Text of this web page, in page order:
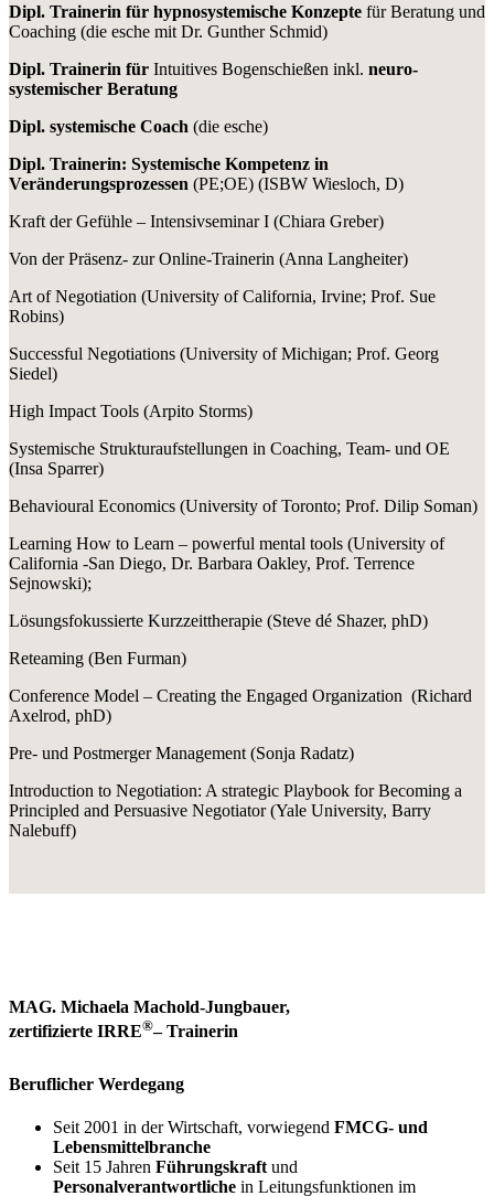
Dipl. Trainerin für hypnosystemische Konzepte für Beratung und
Coaching (die esche mit Dr. Gunther Schmid)
Dipl. Trainerin für Intuitives Bogenschießen inkl. neuro-
systemischer Beratung
Dipl. systemische Coach (die esche)
Dipl. Trainerin: Systemische Kompetenz in
Veränderungsprozessen (PE;OE) (ISBW Wiesloch, D)
Kraft der Gefühle – Intensivseminar I (Chiara Greber)
Von der Präsenz- zur Online-Trainerin (Anna Langheiter)
Art of Negotiation (University of California, Irvine; Prof. Sue
Robins)
Successful Negotiations (University of Michigan; Prof. Georg
Siedel)
High Impact Tools (Arpito Storms)
Systemische Strukturaufstellungen in Coaching, Team- und OE
(Insa Sparrer)
Behavioural Economics (University of Toronto; Prof. Dilip Soman)
Learning How to Learn – powerful mental tools (University of
California -San Diego, Dr. Barbara Oakley, Prof. Terrence
Sejnowski);
Lösungsfokussierte Kurzzeittherapie (Steve dé Shazer, phD)
Reteaming (Ben Furman)
Conference Model – Creating the Engaged Organization (Richard
Axelrod, phD)
Pre- und Postmerger Management (Sonja Radatz)
Introduction to Negotiation: A strategic Playbook for Becoming a
Principled and Persuasive Negotiator (Yale University, Barry
Nalebuff)
MAG. Michaela Machold-Jungbauer,
zertifizierte IRRE®– Trainerin
Beruflicher Werdegang
Seit 2001 in der Wirtschaft, vorwiegend FMCG- und
Lebensmittelbranche
Seit 15 Jahren Führungskraft und
Personalverantwortliche in Leitungsfunktionen im